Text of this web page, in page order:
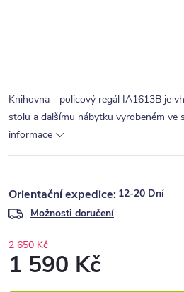
Knihovna - policový regál IA1613B je
stolu a dalšímu nábytku vyrobeném ve
informace
12-20 Dní
Možnosti doručení
2 650 Kč
1 590 Kč